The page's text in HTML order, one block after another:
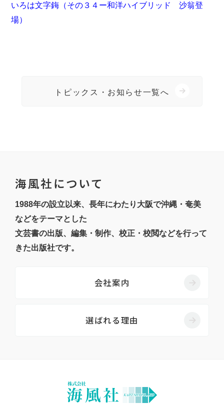
いろは文字鋂（その３４ー和洋ハイブリッド 沙翁登
場）
トピックス・お知らせ一覧へ
海風社について
1988年の設立以来、長年にわたり大阪で沖縄・奄美
などをテーマとした
文芸書の出版、編集・制作、校正・校閲などを行って
きた出版社です。
会社案内
選ばれる理由